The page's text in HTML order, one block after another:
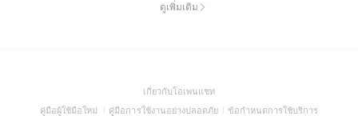
ดูเพิ่มเติม
เกี่ยวกับโอเพนแชท(Open
in
คู่มือผู้ใช้มือใหม่ (Open
คู่มือการใช้งานอย่างปลอดภัย(Open
ข้อกำหนดการใช้บริการ(Open